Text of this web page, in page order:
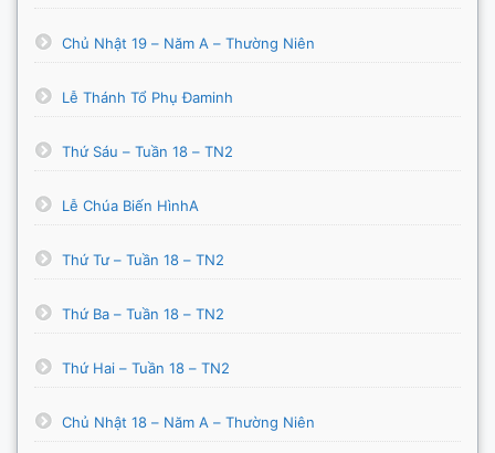
Chủ Nhật 19 – Năm A – Thường Niên
Lễ Thánh Tổ Phụ Đaminh
Thứ Sáu – Tuần 18 – TN2
Lễ Chúa Biến HìnhA
Thứ Tư – Tuần 18 – TN2
Thứ Ba – Tuần 18 – TN2
Thứ Hai – Tuần 18 – TN2
Chủ Nhật 18 – Năm A – Thường Niên